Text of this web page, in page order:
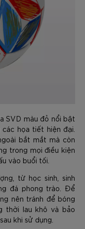
SVD màu đỏ nổi bật
họa tiết hiện đại.
bắt mắt mà còn
trong mọi điều kiện
vào buổi tối.
từ học sinh, sinh
đá phong trào. Để
nên tránh để bóng
thời lau khô và bảo
khi sử dụng.